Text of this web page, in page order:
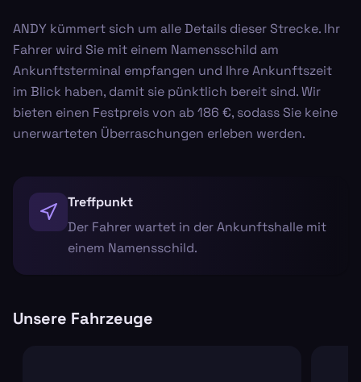
ANDY kümmert sich um alle Details dieser Strecke. Ihr
Fahrer wird Sie mit einem Namensschild am
Ankunftsterminal empfangen und Ihre Ankunftszeit
im Blick haben, damit sie pünktlich bereit sind. Wir
bieten einen Festpreis von ab 186 €, sodass Sie keine
unerwarteten Überraschungen erleben werden.
Treffpunkt
Der Fahrer wartet in der Ankunftshalle mit
einem Namensschild.
Unsere Fahrzeuge